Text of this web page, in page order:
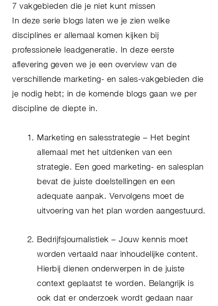
7 vakgebieden die je niet kunt missen
In deze serie blogs laten we je zien welke
disciplines er allemaal komen kijken bij
professionele leadgeneratie. In deze eerste
aflevering geven we je een overview van de
verschillende marketing- en sales-vakgebieden die
je nodig hebt; in de komende blogs gaan we per
discipline de diepte in.
Marketing en salesstrategie – Het begint
allemaal met het uitdenken van een
strategie. Een goed marketing- en salesplan
bevat de juiste doelstellingen en een
adequate aanpak. Vervolgens moet de
uitvoering van het plan worden aangestuurd.
Bedrijfsjournalistiek – Jouw kennis moet
worden vertaald naar inhoudelijke content.
Hierbij dienen onderwerpen in de juiste
context geplaatst te worden. Belangrijk is
ook dat er onderzoek wordt gedaan naar